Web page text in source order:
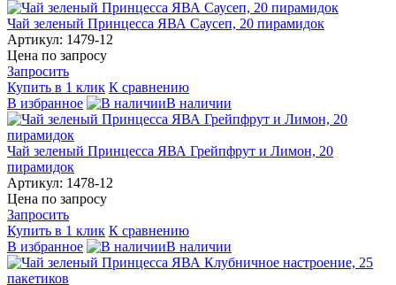
Чай зеленый Принцесса ЯВА Саусеп, 20 пирамидок
Артикул: 1479-12
Цена по запросу
Запросить
Купить в 1 клик К сравнению
В избранное
В наличии
Чай зеленый Принцесса ЯВА Грейпфрут и Лимон, 20
пирамидок
Артикул: 1478-12
Цена по запросу
Запросить
Купить в 1 клик К сравнению
В избранное
В наличии